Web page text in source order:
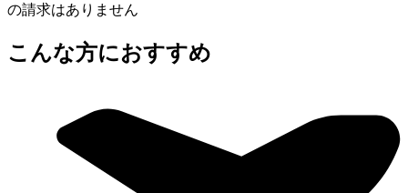
の請求はありません
こんな方におすすめ